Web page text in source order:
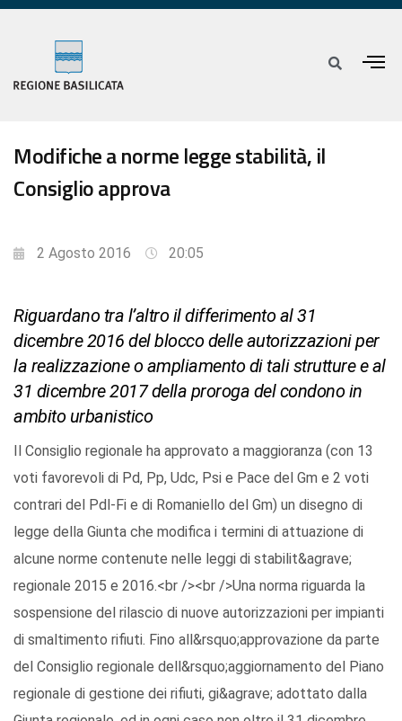
Modifiche a norme legge stabilità, il
Consiglio approva
2 Agosto 2016 20:05
Riguardano tra l’altro il differimento al 31
dicembre 2016 del blocco delle autorizzazioni per
la realizzazione o ampliamento di tali strutture e al
31 dicembre 2017 della proroga del condono in
ambito urbanistico
Il Consiglio regionale ha approvato a maggioranza (con 13
voti favorevoli di Pd, Pp, Udc, Psi e Pace del Gm e 2 voti
contrari del Pdl-Fi e di Romaniello del Gm) un disegno di
legge della Giunta che modifica i termini di attuazione di
alcune norme contenute nelle leggi di stabilit&agrave;
regionale 2015 e 2016.<br /><br />Una norma riguarda la
sospensione del rilascio di nuove autorizzazioni per impianti
di smaltimento rifiuti. Fino all&rsquo;approvazione da parte
del Consiglio regionale dell&rsquo;aggiornamento del Piano
regionale di gestione dei rifiuti, gi&agrave; adottato dalla